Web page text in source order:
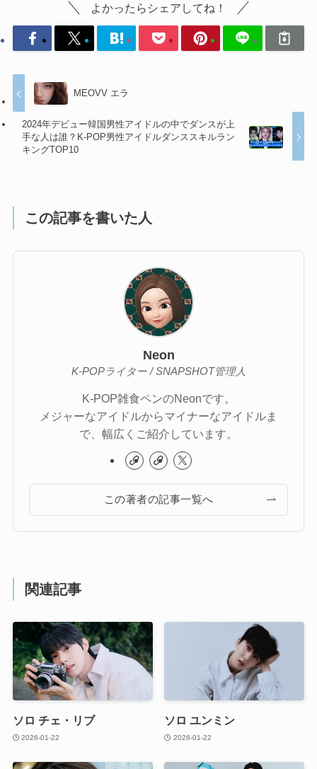
よかったらシェアしてね！
MEOVV エラ
2024年デビュー韓国男性アイドルの中でダンスが上
手な人は誰？K-POP男性アイドルダンススキルラン
キングTOP10
この記事を書いた人
Neon
K-POPライター / SNAPSHOT管理人
K-POP雑食ペンのNeonです。
メジャーなアイドルからマイナーなアイドルま
で、幅広くご紹介しています。
この著者の記事一覧へ
関連記事
ソロ チェ・リブ
2026-01-22
ソロ ユンミン
2026-01-22